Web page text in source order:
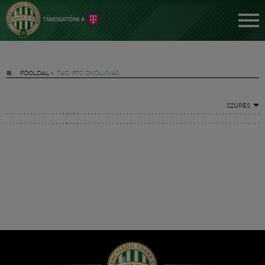
FŐOLDAL » TAG: FTC ÖKÖLVÍVÁS
SZŰRÉS
Hírek